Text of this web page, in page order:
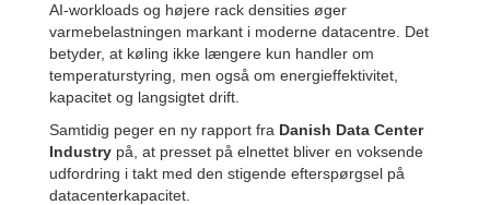
AI-workloads og højere rack densities øger
varmebelastningen markant i moderne datacentre. Det
betyder, at køling ikke længere kun handler om
temperaturstyring, men også om energieffektivitet,
kapacitet og langsigtet drift.
Samtidig peger en ny rapport fra Danish Data Center
Industry på, at presset på elnettet bliver en voksende
udfordring i takt med den stigende efterspørgsel på
datacenterkapacitet.